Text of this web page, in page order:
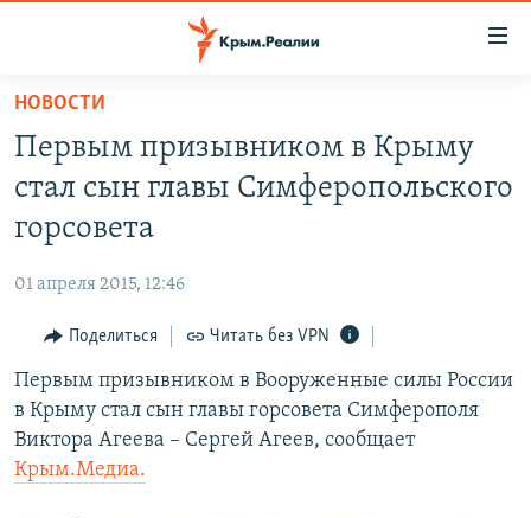
Вернуться
основному
содержанию
главной
навигации
Вернутся
поиску
СПЕЦПРОЕКТЫ
11 ЛЕТ ОККУПАЦИИ КРЫМА. 11 ИСТОРИЙ СОПРОТИВЛЕНИЯ
ЕЩЕ
ИНТЕРАКТИВ
ИНФОГРАФИКА
ТЕЛЕПРОЕКТ КРЫМ.РЕАЛИИ
СОВЕТЫ ПРАВОЗАЩИТНИКОВ
РАДІО СВОБОДА
КАК ОБОЙТИ БЛОКИРОВКУ
Українською
Qırımtatar
НОВОСТИ
Первым призывником в Крыму
стал сын главы Симферопольского
горсовета
01 апреля 2015, 12:46
Поделиться Читать без VPN
Первым призывником в Вооруженные силы России
в Крыму стал сын главы горсовета Симферополя
Виктора Агеева – Сергей Агеев, сообщает
Крым.Медиа.